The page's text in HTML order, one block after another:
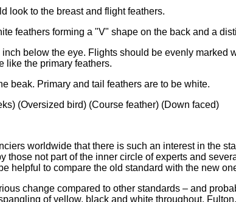
look to the breast and flight feathers.
feathers forming a "V" shape on the back and a
below the eye. Flights should be evenly marked
like the primary feathers.
beak. Primary and tail feathers are to be white.
(Oversized bird) (Course feather) (Down faced)
worldwide that there is such an interest in the
those not part of the inner circle of experts and
helpful to compare the old standard with the new
change compared to other standards – and
of yellow, black and white throughout.